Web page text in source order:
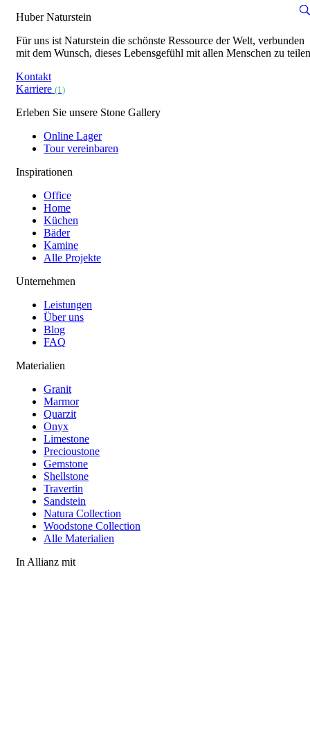
Huber Naturstein
Für uns ist Naturstein die schönste Ressource der Welt, verbunden
mit dem Wunsch, dieses Lebensgefühl mit allen Menschen zu
Kontakt
Karriere (1)
Erleben Sie unsere Stone Gallery
Online Lager
Tour vereinbaren
Inspirationen
Office
Home
Küchen
Bäder
Kamine
Alle Projekte
Unternehmen
Leistungen
Über uns
Blog
FAQ
Materialien
Granit
Marmor
Quarzit
Onyx
Limestone
Precioustone
Gemstone
Shellstone
Travertin
Sandstein
Natura Collection
Woodstone Collection
Alle Materialien
In Allianz mit